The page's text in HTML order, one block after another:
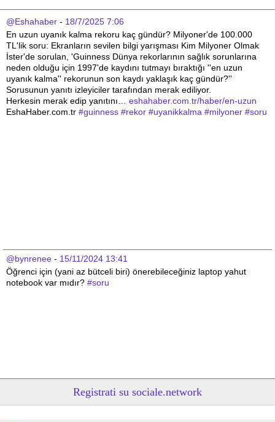
@Eshahaber - 18/7/2025 7:06
En uzun uyanık kalma rekoru kaç gündür? Milyoner'de 100.000
TL'lik soru: Ekranların sevilen bilgi yarışması Kim Milyoner Olmak
İster'de sorulan, 'Guinness Dünya rekorlarının sağlık sorunlarına
neden olduğu için 1997'de kaydını tutmayı bıraktığı ''en uzun
uyanık kalma'' rekorunun son kaydı yaklaşık kaç gündür?''
Sorusunun yanıtı izleyiciler tarafından merak ediliyor.
Herkesin merak edip yanıtını… eshahaber.com.tr/haber/en-uzun
EshaHaber.com.tr #guinness #rekor #uyanikkalma #milyoner #soru
@bynrenee - 15/11/2024 13:41
Öğrenci için (yani az bütceli biri) önerebileceğiniz laptop yahut
notebook var mıdır? #soru
Registrati su sociale.network